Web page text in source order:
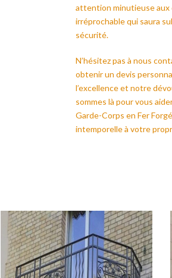
attention minutieuse aux
irréprochable qui saura
sécurité.
N’hésitez pas à nous
obtenir un devis
l’excellence et notre
sommes là pour vous
Garde-Corps en Fer
intemporelle à votre